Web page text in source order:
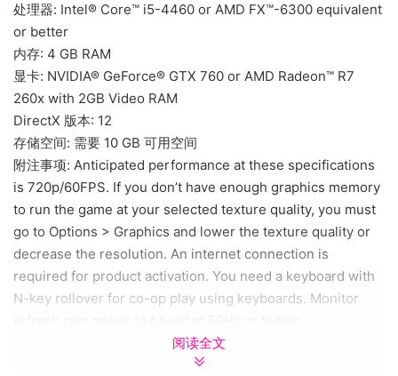
处理器: Intel® Core™ i5-4460 or AMD FX™-6300 equivalent
or better
内存: 4 GB RAM
显卡: NVIDIA® GeForce® GTX 760 or AMD Radeon™ R7
260x with 2GB Video RAM
DirectX 版本: 12
存储空间: 需要 10 GB 可用空间
附注事项: Anticipated performance at these specifications
is 720p/60FPS. If you don’t have enough graphics memory
to run the game at your selected texture quality, you must
go to Options > Graphics and lower the texture quality or
decrease the resolution. An internet connection is
required for product activation. You need a keyboard with
N-key rollover for co-op play using keyboards. Monitor
阅读全文